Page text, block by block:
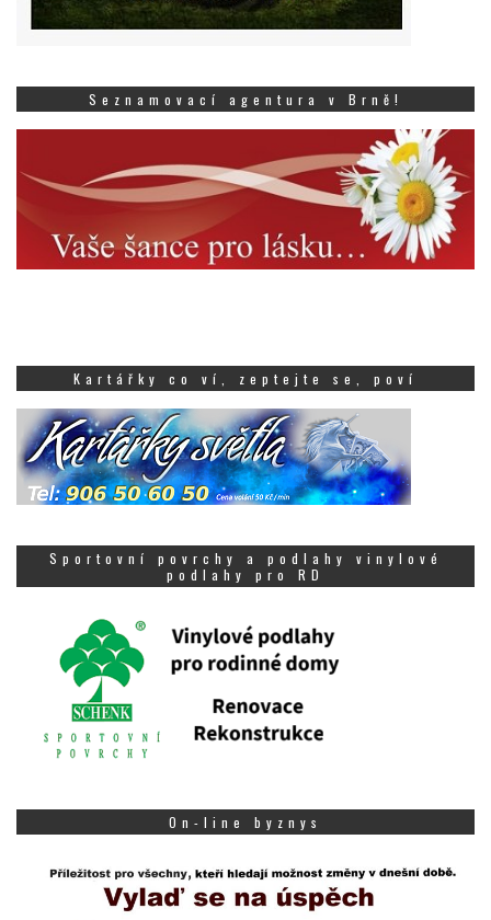
Seznamovací agentura v Brně!
Kartářky co ví, zeptejte se, poví
Sportovní povrchy a podlahy vinylové
podlahy pro RD
On-line byznys